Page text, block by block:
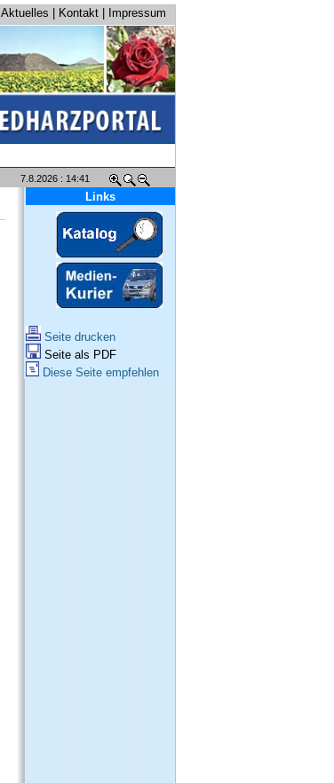
Aktuelles Kontakt Impressum
7.8.2026 : 14:41
Links
Seite drucken
Seite als PDF
Diese Seite empfehlen